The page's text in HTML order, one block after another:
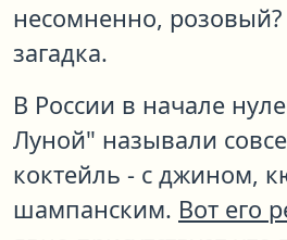
несомненно, розовый?
загадка.
В России в начале
Луной" называли
коктейль - с джином,
шампанским. Вот его